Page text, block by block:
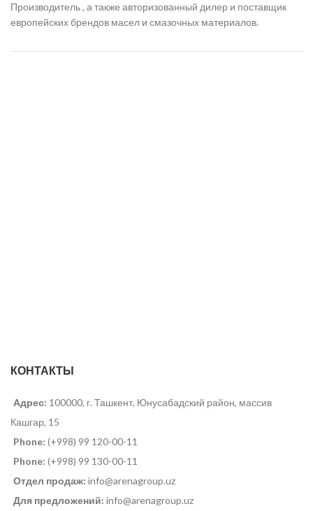
Производитель , а также авторизованный дилер и поставщик
европейских брендов масел и смазочных материалов.
КОНТАКТЫ
Адрес: 100000, г. Ташкент, Юнусабадский район, массив
Кашгар, 15
Phone: (+998) 99 120-00-11
Phone: (+998) 99 130-00-11
Отдел продаж: info@arenagroup.uz
Для предложений: info@arenagroup.uz